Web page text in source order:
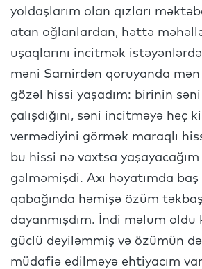
yoldaşlarım olan qızları
atan oğlanlardan, həttə
uşaqlarını incitmək
məni Samirdən qoruyanda
gözəl hissi yaşadım: birinin
çalışdığını, səni incitməyə heç
vermədiyini görmək maraqlı
bu hissi nə vaxtsa yaşayacağım
gəlməmişdi. Axı həyatımda
qabağında həmişə özüm
dayanmışdım. İndi məlum oldu
güclü deyiləmmiş və özümün
müdafiə edilməyə ehtiyacım